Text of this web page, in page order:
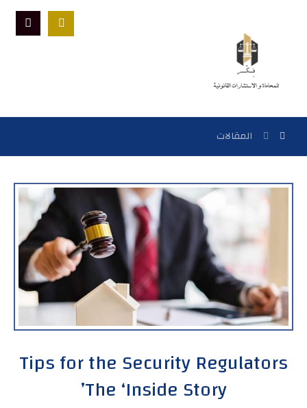
المقالات
Tips for the Security Regulators
The ‘Inside Story’